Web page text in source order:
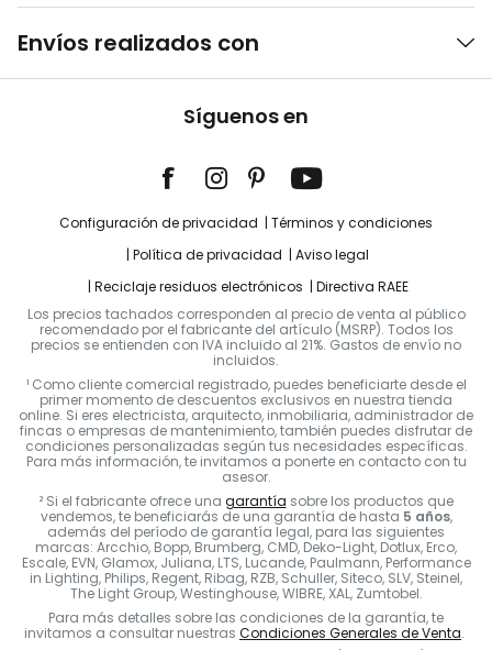
Envíos realizados con
Síguenos en
Configuración de privacidad
Términos y condiciones
Política de privacidad
Aviso legal
Reciclaje residuos electrónicos
Directiva RAEE
Los precios tachados corresponden al precio de venta al público
recomendado por el fabricante del artículo (MSRP). Todos los
precios se entienden con IVA incluido al 21%. Gastos de envío no
incluidos.
¹ Como cliente comercial registrado, puedes beneficiarte desde el
primer momento de descuentos exclusivos en nuestra tienda
online. Si eres electricista, arquitecto, inmobiliaria, administrador de
fincas o empresas de mantenimiento, también puedes disfrutar de
condiciones personalizadas según tus necesidades específicas.
Para más información, te invitamos a ponerte en contacto con tu
asesor.
² Si el fabricante ofrece una garantía sobre los productos que
vendemos, te beneficiarás de una garantía de hasta 5 años,
además del período de garantía legal, para las siguientes
marcas: Arcchio, Bopp, Brumberg, CMD, Deko-Light, Dotlux, Erco,
Escale, EVN, Glamox, Juliana, LTS, Lucande, Paulmann, Performance
in Lighting, Philips, Regent, Ribag, RZB, Schuller, Siteco, SLV, Steinel,
The Light Group, Westinghouse, WIBRE, XAL, Zumtobel.
Para más detalles sobre las condiciones de la garantía, te
invitamos a consultar nuestras Condiciones Generales de Venta.